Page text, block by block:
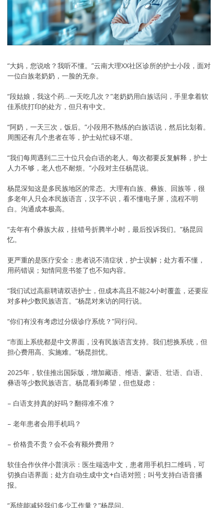
“大妈，您说啥？我听不懂。”云南大理XX社区诊所的护士小段，面对
一位白族老奶奶，一脸的无奈。
“段姑娘，我这个药…一天吃几次？”老奶奶用白族话问，手里拿着软
佳系统打印的处方，但只有中文。
“阿奶，一天三次，饭后。”小段用不熟练的白族话说，然后比划着。
周围还有几个患者在等，护士站忙碌不堪。
“我们每周遇到二三十位只会白语的老人。每次都要反复解释，护士
人力不够，老人也不耐烦。”小段对主任杨昆说。
杨昆深知这是多民族地区的常态。大理有白族、彝族、回族等，很
多老年人只会本民族语言，汉字不识，看不懂电子屏，流程不明
白。沟通成本极高。
“去年有个彝族大叔，挂错号折腾半小时，最后投诉我们。”杨昆回
忆。
更严重的是医疗安全：患者说不清症状，护士误解；处方看不懂，
用药错误；知情同意书签了也不知内容。
“我们试过高薪聘请双语护士，但成本高且不能24小时覆盖，还要应
对多种少数民族语言。”杨昆对来访的同行说。
“你们有没有考虑过分级诊疗系统？”同行问。
“市面上系统都是中文界面，没有民族语言支持。我们想换系统，但
担心费用高、实施难。”杨昆担忧。
2025年，软佳推出国际版，增加藏语、维语、蒙语、壮语、白语、
彝语等少数民族语言。杨昆看到希望，但也疑虑：
– 白语支持真的好吗？翻得准不准？
– 老年患者会用手机吗？
– 价格贵不贵？会不会有额外费用？
软佳合作伙伴小普演示：医生端选中文，患者用手机扫二维码，可
切换白语界面；处方自动生成中文+白语对照；叫号支持白语音播
报。
“系统能减轻我们多少工作量？”杨昆问。